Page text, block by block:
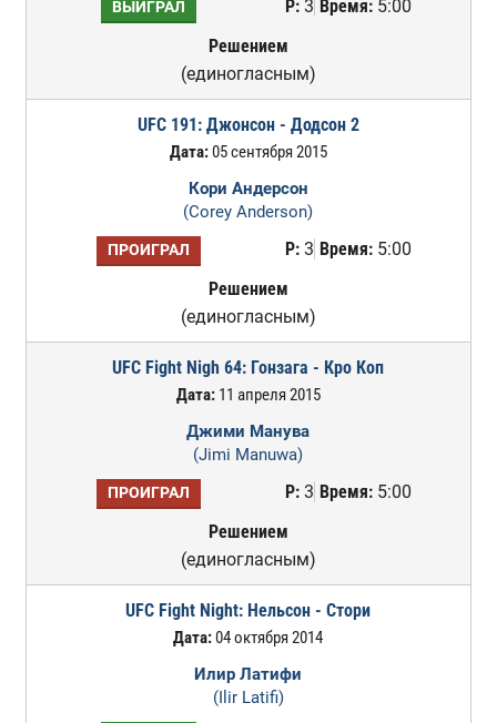
ВЫИГРАЛ Р:3 Время:5:00
Решением
(единогласным)
UFC 191: Джонсон - Додсон 2
Дата:05 сентября 2015
Кори Андерсон
(Corey Anderson)
ПРОИГРАЛ Р:3 Время:5:00
Решением
(единогласным)
UFC Fight Nigh 64: Гонзага - Кро Коп
Дата:11 апреля 2015
Джими Манува
(Jimi Manuwa)
ПРОИГРАЛ Р:3 Время:5:00
Решением
(единогласным)
UFC Fight Night: Нельсон - Стори
Дата:04 октября 2014
Илир Латифи
(Ilir Latifi)